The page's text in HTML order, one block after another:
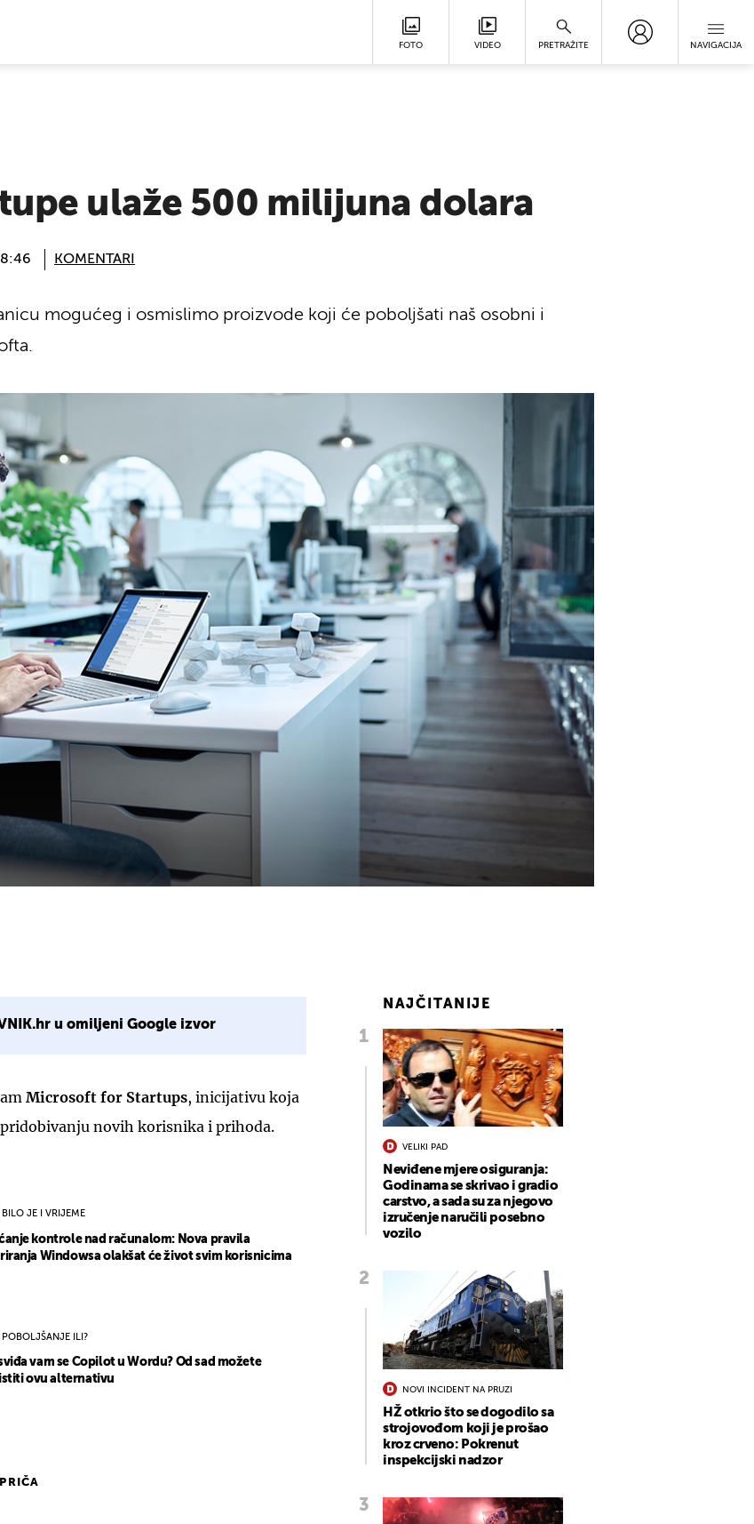
FOTO VIDEO PRETRAŽITE NAVIGACIJA
ulaže 500 milijuna dolara
KOMENTARI
mogućeg i osmislimo proizvode koji će poboljšati naš osobni i
u omiljeni Google izvor
Microsoft for Startups, inicijativu koja
novih korisnika i prihoda.
BILO JE I VRIJEME
kontrole nad računalom: Nova pravila
Windowsa olakšat će život svim korisnicima
POBOLJŠANJE ILI?
vam se Copilot u Wordu? Od sad možete
ovu alternativu
NAJČITANIJE
VELIKI PAD
Neviđene mjere osiguranja:
Godinama se skrivao i gradio
carstvo, a sada su za njegovo
izručenje naručili posebno
vozilo
NOVI INCIDENT NA PRUZI
HŽ otkrio što se dogodilo sa
strojovođom koji je prošao
kroz crveno: Pokrenut
inspekcijski nadzor